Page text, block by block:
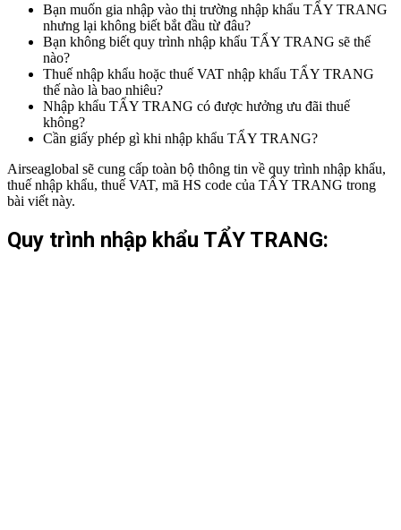
Bạn muốn gia nhập vào thị trường nhập khẩu TẨY TRANG
nhưng lại không biết bắt đầu từ đâu?
Bạn không biết quy trình nhập khẩu TẨY TRANG sẽ thế
nào?
Thuế nhập khẩu hoặc thuế VAT nhập khẩu TẨY TRANG
thế nào là bao nhiêu?
Nhập khẩu TẨY TRANG có được hưởng ưu đãi thuế
không?
Cần giấy phép gì khi nhập khẩu TẨY TRANG?
Airseaglobal sẽ cung cấp toàn bộ thông tin về quy trình nhập khẩu,
thuế nhập khẩu, thuế VAT, mã HS code của TẨY TRANG trong
bài viết này.
Quy trình nhập khẩu TẨY TRANG: